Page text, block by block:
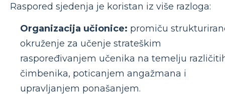
Raspored sjedenja je koristan iz više razloga:
Organizacija učionice: promiču
okruženje za učenje strateškim
raspoređivanjem učenika na temelju
čimbenika, poticanjem angažmana i
upravljanjem ponašanjem.